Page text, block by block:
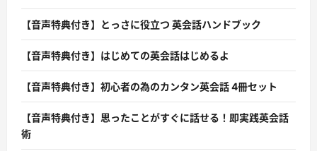
【音声特典付き】とっさに役立つ 英会話ハンドブック
【音声特典付き】はじめての英会話はじめるよ
【音声特典付き】初心者の為のカンタン英会話 4冊セット
【音声特典付き】思ったことがすぐに話せる！即実践英会話
術